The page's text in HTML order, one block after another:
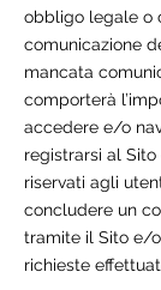
obbligo legale o
comunicazione
mancata
comporterà
accedere e/o
registrarsi al
riservati agli
concludere un
tramite il Sito e/
richieste